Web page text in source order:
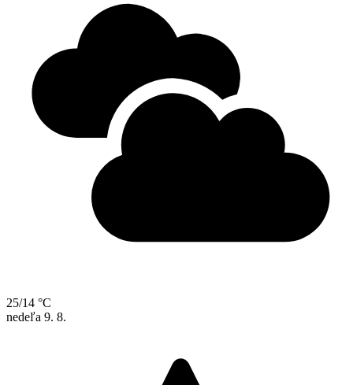
25/14 °C
nedeľa 9. 8.